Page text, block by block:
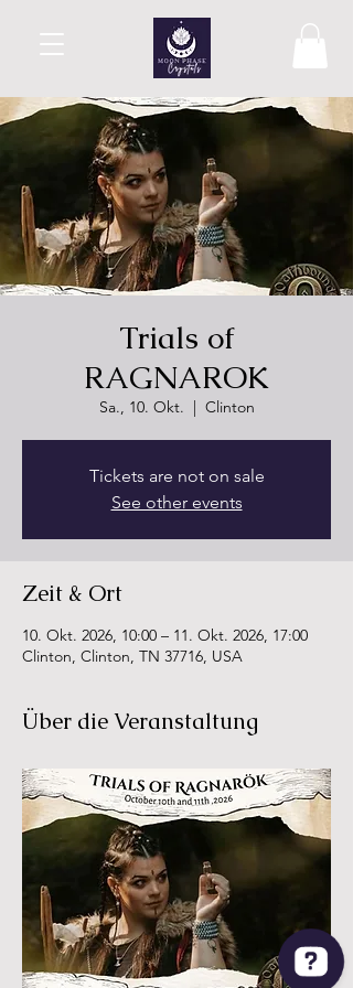
Trials of
RAGNAROK
Sa., 10. Okt.
  |
Clinton
Tickets are not on sale
See other events
Zeit & Ort
10. Okt. 2026, 10:00 – 11. Okt. 2026, 17:00
Clinton, Clinton, TN 37716, USA
Über die Veranstaltung